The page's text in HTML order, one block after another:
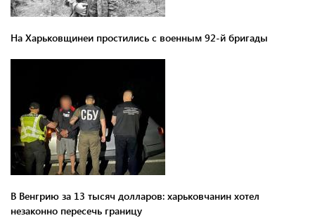
На Харьковщинеи простились с военным 92-й бригады
В Венгрию за 13 тысяч долларов: харьковчанин хотел
незаконно пересечь границу